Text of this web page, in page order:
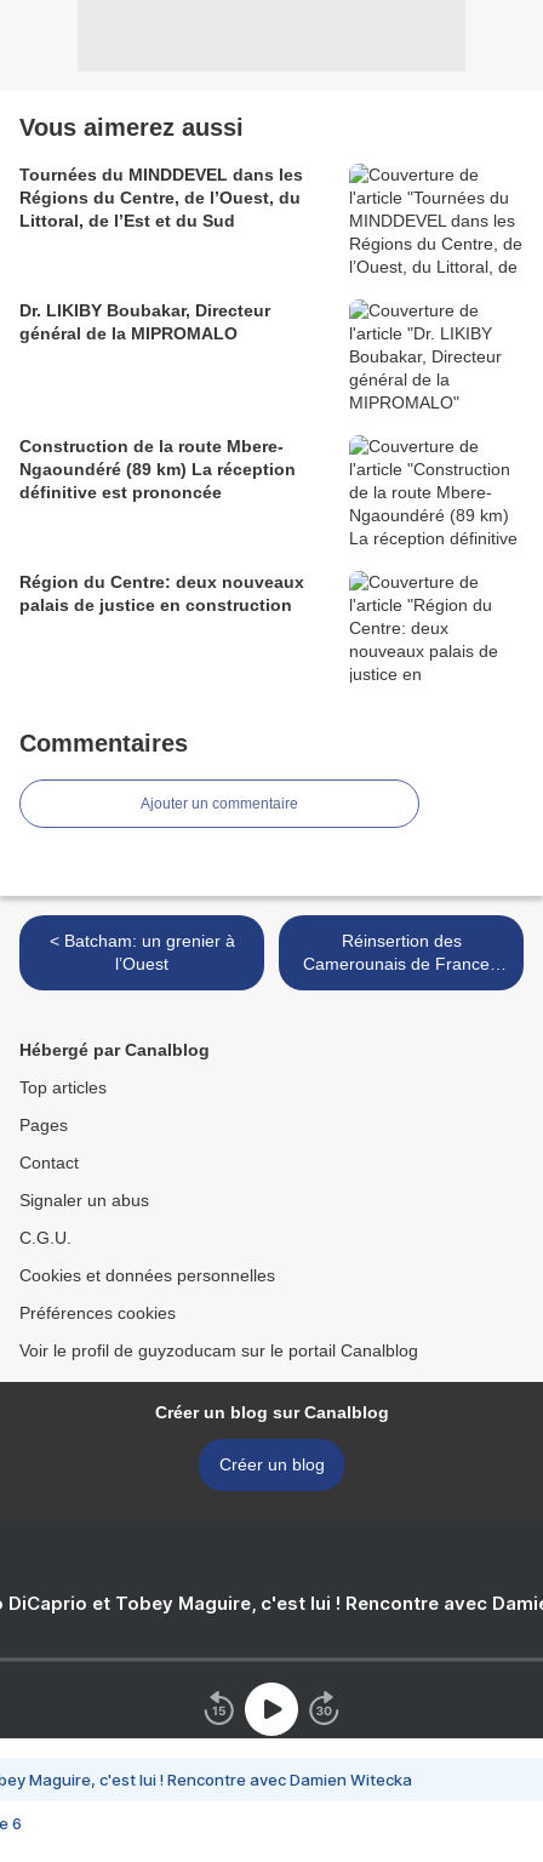
Vous aimerez aussi
Tournées du MINDDEVEL dans les
Régions du Centre, de l’Ouest, du
Littoral, de l’Est et du Sud
Dr. LIKIBY Boubakar, Directeur
général de la MIPROMALO
Construction de la route Mbere-
Ngaoundéré (89 km) La réception
définitive est prononcée
Région du Centre: deux nouveaux
palais de justice en construction
Commentaires
Ajouter un commentaire
< Batcham: un grenier à
l’Ouest
Réinsertion des
Camerounais de France :
12 projets éligibles >
Hébergé par Canalblog
Top articles
Pages
Contact
Signaler un abus
C.G.U.
Cookies et données personnelles
Préférences cookies
Voir le profil de guyzoducam sur le portail Canalblog
Créer un blog sur Canalblog
Créer un blog
DiCaprio et Tobey Maguire, c'est lui ! Rencontre avec
Maguire, c'est lui ! Rencontre avec Damien Witecka
6